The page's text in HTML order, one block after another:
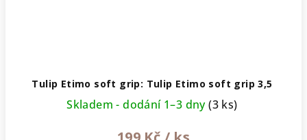
Tulip Etimo soft grip: Tulip Etimo soft grip 3,5
Skladem - dodání 1–3 dny(3 ks)